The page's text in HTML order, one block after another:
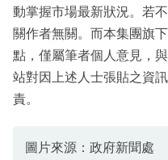
動掌握市場最新狀況。若
關作者無關。而本集團旗
點，僅屬筆者個人意見，
站對因上述人士張貼之資
責。
圖片來源：政府新聞處